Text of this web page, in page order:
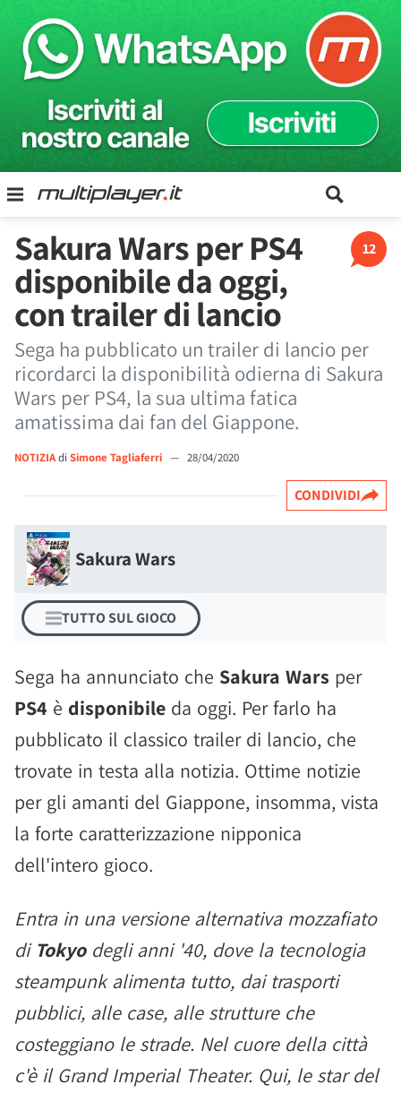
12
Sakura Wars per PS4
disponibile da oggi,
con trailer di lancio
Sega ha pubblicato un trailer di lancio per
ricordarci la disponibilità odierna di Sakura
Wars per PS4, la sua ultima fatica
amatissima dai fan del Giappone.
NOTIZIAdi Simone Tagliaferri — 28/04/2020
CONDIVIDI
Sakura Wars
TUTTO SUL GIOCO
Sega ha annunciato che Sakura Wars per
PS4 è disponibile da oggi. Per farlo ha
pubblicato il classico trailer di lancio, che
trovate in testa alla notizia. Ottime notizie
per gli amanti del Giappone, insomma, vista
la forte caratterizzazione nipponica
dell'intero gioco.
Entra in una versione alternativa mozzafiato
di Tokyo degli anni '40, dove la tecnologia
steampunk alimenta tutto, dai trasporti
pubblici, alle case, alle strutture che
costeggiano le strade. Nel cuore della città
c'è il Grand Imperial Theater. Qui, le star del